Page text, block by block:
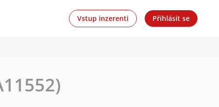
Vstup inzerenti Přihlásit se